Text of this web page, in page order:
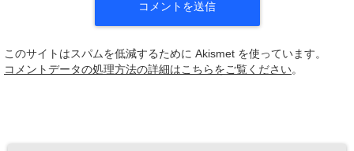
このサイトはスパムを低減するために Akismet を使っています。
コメントデータの処理方法の詳細はこちらをご覧ください。